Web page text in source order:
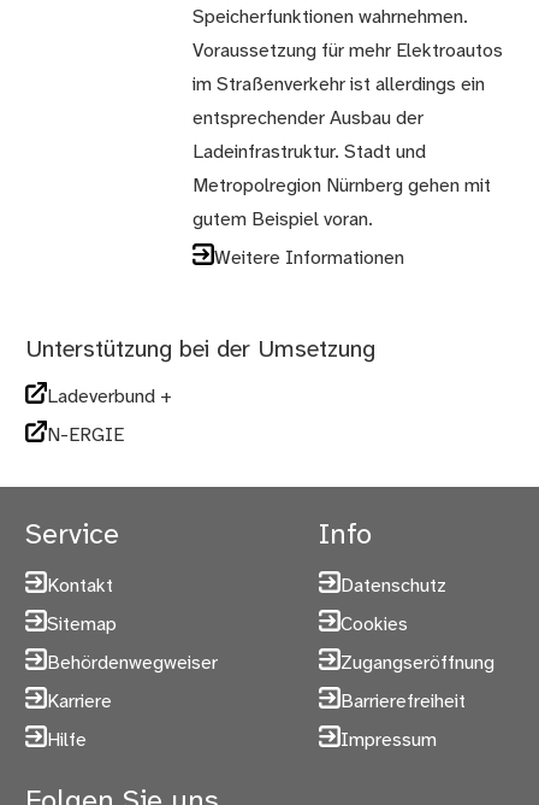
Speicherfunktionen wahrnehmen.
Voraussetzung für mehr Elektroautos
im Straßenverkehr ist allerdings ein
entsprechender Ausbau der
Ladeinfrastruktur. Stadt und
Metropolregion Nürnberg gehen mit
gutem Beispiel voran.
Weitere Informationen
Unterstützung bei der Umsetzung
Ladeverbund +
N-ERGIE
Service
Kontakt
Sitemap
Behördenwegweiser
Karriere
Hilfe
Info
Datenschutz
Cookies
Zugangseröffnung
Barrierefreiheit
Impressum